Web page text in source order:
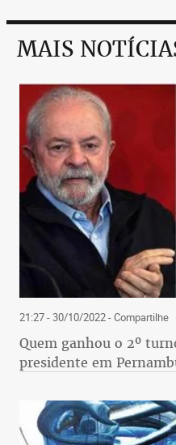
MAIS
21:27 - 30/10/2022- Compartilhe
Quem ganhou o 2º
presidente em